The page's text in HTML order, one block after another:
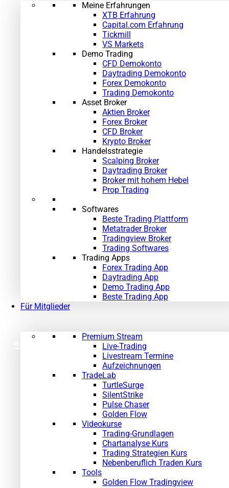
Meine Erfahrungen
XTB Erfahrung
Capital.com Erfahrung
Tickmill
VS Markets
Demo Trading
CFD Demokonto
Daytrading Demokonto
Forex Demokonto
Trading Demokonto
Asset Broker
Aktien Broker
Forex Broker
CFD Broker
Krypto Broker
Handelsstrategie
Scalping Broker
Daytrading Broker
Broker mit hohem Hebel
Prop Trading
Softwares
Beste Trading Plattform
Metatrader Broker
Tradingview Broker
Trading Softwares
Trading Apps
Forex Trading App
Daytrading App
Demo Trading App
Beste Trading App
Für Mitglieder
Premium Stream
Live-Trading
Livestream Termine
Aufzeichnungen
TradeLab
TurtleSurge
SilentStrike
Pulse Chaser
Golden Flow
Videokurse
Trading-Grundlagen
Chartanalyse Kurs
Trading Strategien Kurs
Nebenberuflich Traden Kurs
Tools
Golden Flow Tradingview